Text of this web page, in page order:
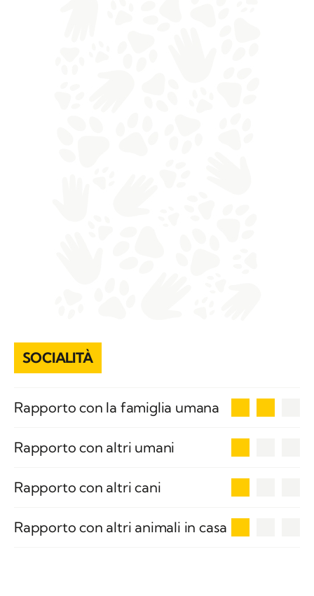
SOCIALITÀ
Rapporto con la famiglia umana
Rapporto con altri umani
Rapporto con altri cani
Rapporto con altri animali in casa